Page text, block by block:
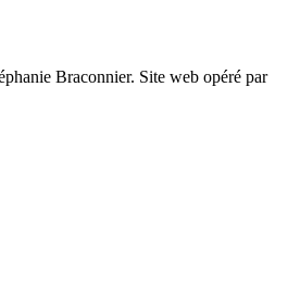
Braconnier. Site web opéré par